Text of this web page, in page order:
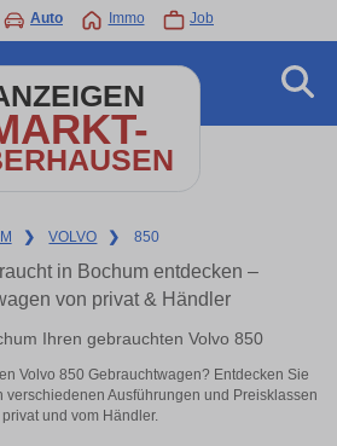
Auto Immo Job
❯ VOLVO ❯ 850
in Bochum entdecken –
von privat & Händler
Ihren gebrauchten Volvo 850
Volvo 850 Gebrauchtwagen? Entdecken Sie
verschiedenen Ausführungen und Preisklassen
und vom Händler.